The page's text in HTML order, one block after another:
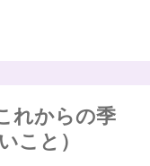
れからの季
こと）